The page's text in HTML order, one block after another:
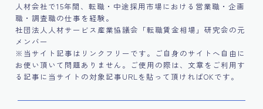
人材会社で15年間、転職・中途採用市場における営業職・企画
職・調査職の仕事を経験。
社団法人人材サービス産業協議会「転職賃金相場」研究会の元
メンバー
※当サイト記事はリンクフリーです。ご自身のサイトへ自由に
お使い頂いて問題ありません。ご使用の際は、文章をご利用す
る記事に当サイトの対象記事URLを貼って頂ければOKです。